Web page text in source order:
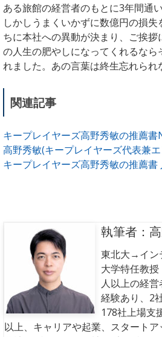
ある旅館の経営者のもとに3年間通
しかしうまくいかずに数億円の損
ちに本社への異動が決まり、ご挨
の人生の肥やしになってくれるな
れました。あの言葉は終生忘れられ
関連記事
キープレイヤーズ高野秀敏の推薦書
高野秀敏(キープレイヤーズ代表兼
キープレイヤーズ高野秀敏の推薦
執筆者：
東北大→イン
大学特任教
人以上の経
経験あり、2
178社上場支
以上、キャリアや起業、スタート